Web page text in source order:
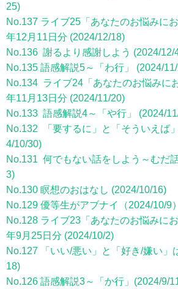
25)
No.137 ライブ25「あなたのお悩みに
年12月11日分 (2024/12/18)
No.136 謝るより感謝しよう (2024/12/
No.135 語感解説5～「わ行」 (2024/
No.134 ライブ24「あなたのお悩みに
年11月13日分 (2024/11/20)
No.133 語感解説4～「や行」 (2024/
No.132 「要するに」と「そういえば
4/10/30)
No.131 何でもない話をしよう～むだ
3)
No.130 瞑想のおはなし (2024/10/16)
No.129 優等生がアブナイ（2024/10/9）
No.128 ライブ23「あなたのお悩みに
年9月25日分 (2024/10/2)
No.127 「いい/悪い」と「好き/嫌い」
18)
No.126 語感解説3～「か行」(2024/9/